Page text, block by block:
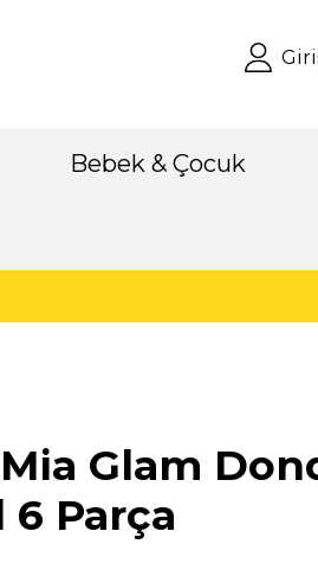
Bebek & Çocuk
Glam
6 Parça